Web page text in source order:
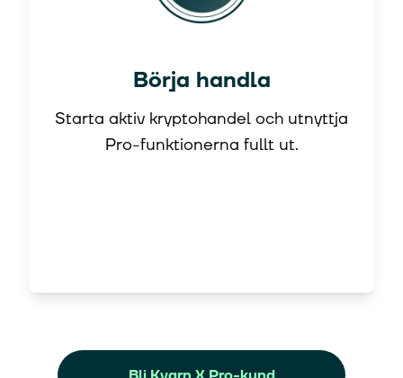
Börja handla
Starta aktiv kryptohandel och utnyttja
Pro-funktionerna fullt ut.